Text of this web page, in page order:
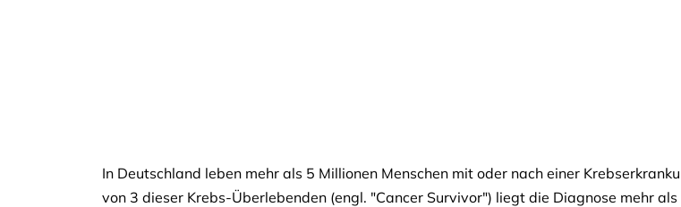
In Deutschland leben mehr als 5 Millionen Menschen mit oder nach einer
von 3 dieser Krebs-Überlebenden (engl. "Cancer Survivor") liegt die Diagnose mehr als